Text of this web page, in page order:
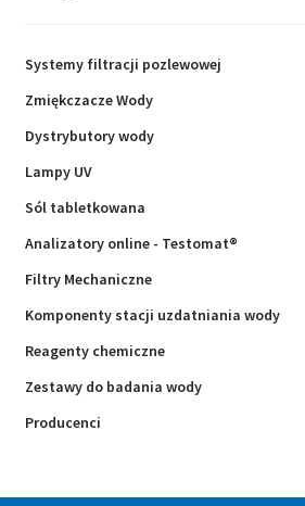
Systemy filtracji pozlewowej
Zmiękczacze Wody
Dystrybutory wody
Lampy UV
Sól tabletkowana
Analizatory online - Testomat®
Filtry Mechaniczne
Komponenty stacji uzdatniania wody
Reagenty chemiczne
Zestawy do badania wody
Producenci